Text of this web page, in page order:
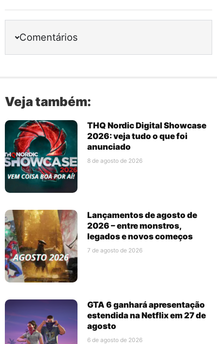
Comentários
Veja também:
THQ Nordic Digital Showcase
2026: veja tudo o que foi
anunciado
8 de agosto de 2026
Lançamentos de agosto de
2026 – entre monstros,
legados e novos começos
7 de agosto de 2026
GTA 6 ganhará apresentação
estendida na Netflix em 27 de
agosto
6 de agosto de 2026